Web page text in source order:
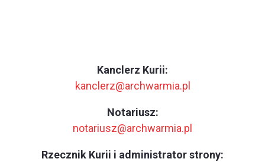
Kanclerz Kurii:
kanclerz@archwarmia.pl
Notariusz:
notariusz@archwarmia.pl
Rzecznik Kurii i administrator strony: